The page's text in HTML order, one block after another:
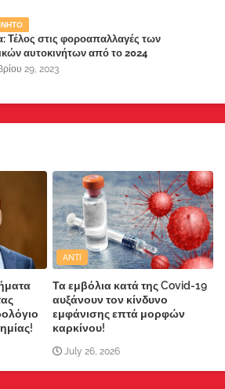
Τέλος στις φοροαπαλλαγές των
αυτοκινήτων από το 2024
29, 2023
ANTI
Τα εμβόλια κατά της Covid-19
αυξάνουν τον κίνδυνο
εμφάνισης επτά μορφών
καρκίνου!
July 26, 2026